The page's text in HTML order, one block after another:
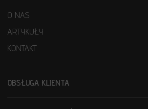
O NAS
ARTYKUŁY
KONTAKT
OBSŁUGA KLIENTA